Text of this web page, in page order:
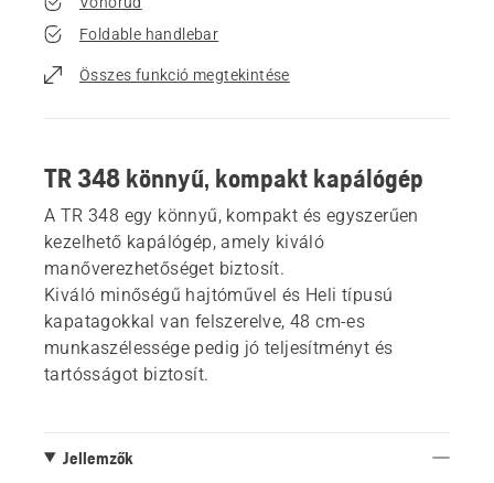
Foldable handlebar
Összes funkció megtekintése
TR 348 könnyű, kompakt kapálógép
A TR 348 egy könnyű, kompakt és egyszerűen
kezelhető kapálógép, amely kiváló
manőverezhetőséget biztosít.
Kiváló minőségű hajtóművel és Heli típusú
kapatagokkal van felszerelve, 48 cm-es
munkaszélessége pedig jó teljesítményt és
tartósságot biztosít.
Jellemzők